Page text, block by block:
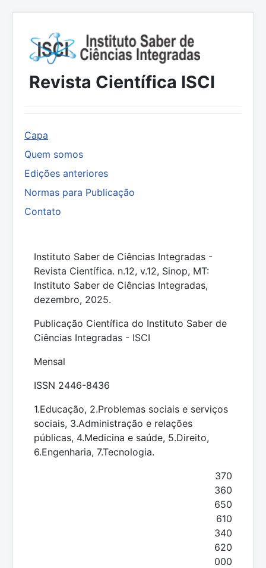
Revista Científica ISCI
Capa
Quem somos
Edições anteriores
Normas para Publicação
Contato
Instituto Saber de Ciências Integradas -
Revista Científica. n.12, v.12, Sinop, MT:
Instituto Saber de Ciências Integradas,
dezembro, 2025.
Publicação Científica do Instituto Saber de
Ciências Integradas - ISCI
Mensal
ISSN 2446-8436
1.Educação, 2.Problemas sociais e serviços
sociais, 3.Administração e relações
públicas, 4.Medicina e saúde, 5.Direito,
6.Engenharia, 7.Tecnologia.
370
360
650
610
340
620
000